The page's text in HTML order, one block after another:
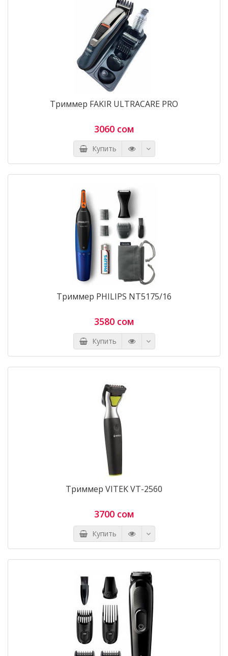
Триммер FAKIR ULTRACARE PRO
3060 сом
Купить
Триммер PHILIPS NT5175/16
3580 сом
Купить
Триммер VITEK VT-2560
3700 сом
Купить